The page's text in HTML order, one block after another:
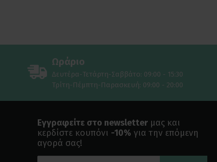
Ωράριο
Δευτέρα-Τετάρτη-Σαββάτο: 09:00 - 15:30
Τρίτη-Πέμπτη-Παρασκευή: 09:00 - 20:00
Εγγραφείτε στο newsletterμας και
κερδίστε κουπόνι -10% για την επόμενη
αγορά σας!